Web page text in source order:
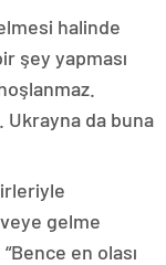
halinde
şey yapması
Ukrayna da buna
gelme
en olası